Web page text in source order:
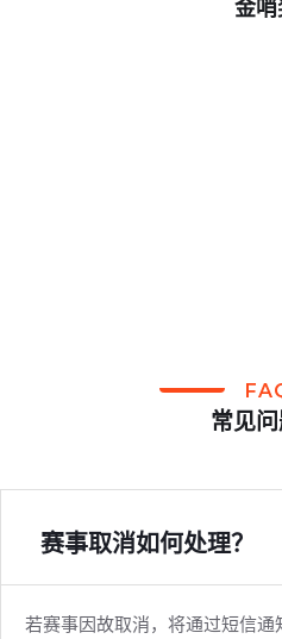
金哨
常见
赛事取消如何处理？
若赛事因故取消，将通过短信